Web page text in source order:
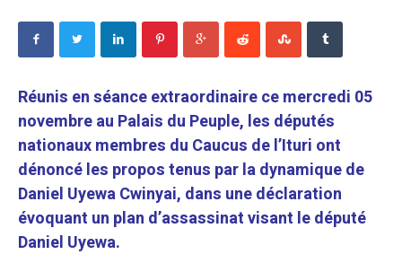
Réunis en séance extraordinaire ce mercredi 05
novembre au Palais du Peuple, les députés
nationaux membres du Caucus de l’Ituri ont
dénoncé les propos tenus par la dynamique de
Daniel Uyewa Cwinyai, dans une déclaration
évoquant un plan d’assassinat visant le député
Daniel Uyewa.